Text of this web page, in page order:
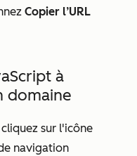
Copier l’URL
à
domaine
sur l'icône
navigation